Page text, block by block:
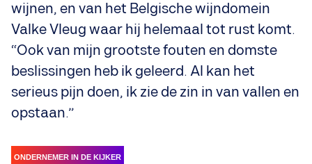
wijnen, en van het Belgische wijndomein
Valke Vleug waar hij helemaal tot rust komt.
“Ook van mijn grootste fouten en domste
beslissingen heb ik geleerd. Al kan het
serieus pijn doen, ik zie de zin in van vallen en
opstaan.”
ONDERNEMER IN DE KIJKER